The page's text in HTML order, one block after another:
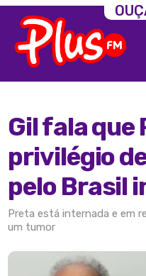
Gil fala que
privilégio
pelo Brasil
Preta está internada e em
um tumor